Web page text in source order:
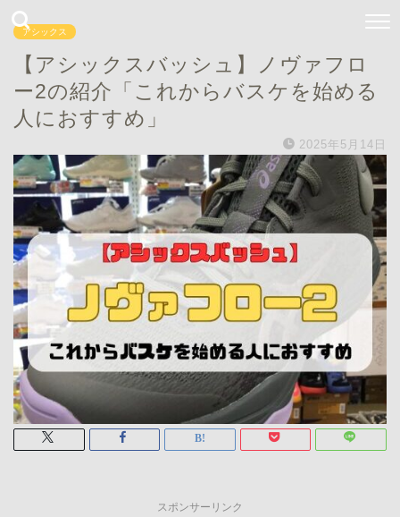
アシックス
【アシックスバッシュ】ノヴァフロ
ー2の紹介「これからバスケを始める
人におすすめ」
2025年5月14日
スポンサーリンク